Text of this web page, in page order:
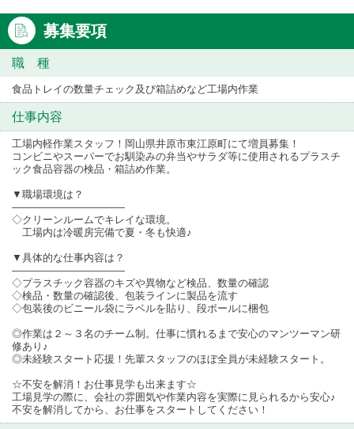
募集要項
職 種
食品トレイの数量チェック及び箱詰めなど工場内作業
仕事内容
工場内軽作業スタッフ！岡山県井原市東江原町にて増員募集！
コンビニやスーパーでお馴染みの弁当やサラダ等に使用されるプラスチ
ック食品容器の検品・箱詰め作業。
▼職場環境は？
―――――――――――
◇クリーンルームでキレイな環境。
工場内は冷暖房完備で夏・冬も快適♪
▼具体的な仕事内容は？
―――――――――――
◇プラスチック容器のキズや異物など検品、数量の確認
◇検品・数量の確認後、包装ラインに製品を流す
◇包装後のビニール袋にラベルを貼り、段ボールに梱包
◎作業は２～３名のチーム制。仕事に慣れるまで安心のマンツーマン研
修あり♪
◎未経験スタート応援！先輩スタッフのほぼ全員が未経験スタート。
☆不安を解消！お仕事見学も出来ます☆
工場見学の際に、会社の雰囲気や作業内容を実際に見られるから安心♪
不安を解消してから、お仕事をスタートしてください！